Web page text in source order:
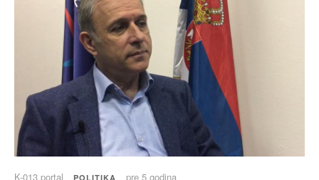
K-013 portal POLITIKA pre 5 godina